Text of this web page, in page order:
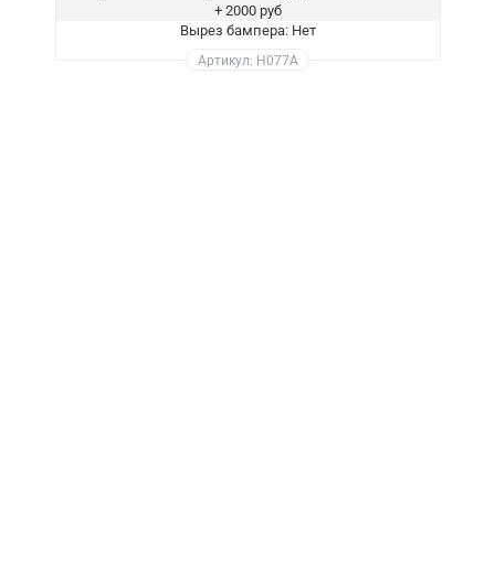
+ 2000 руб
Вырез бампера: Нет
Артикул: H077A